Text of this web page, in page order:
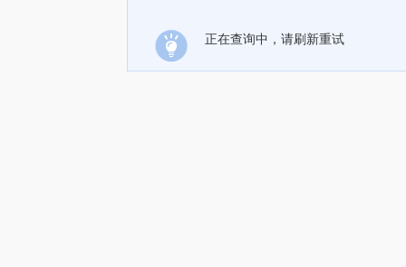
正在查询中，请刷新重试